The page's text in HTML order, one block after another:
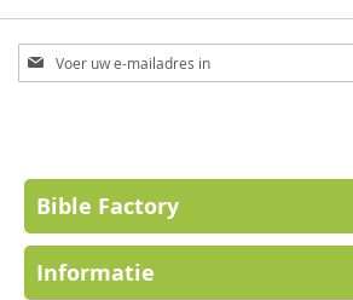
Abonneer
u
Bible Factory
Informatie